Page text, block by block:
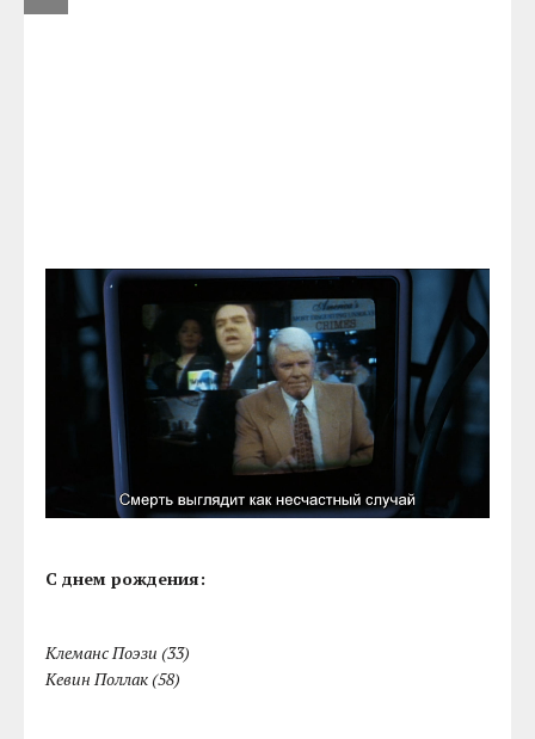
С днем рождения:
Клеманс Поэзи (33)
Кевин Поллак (58)